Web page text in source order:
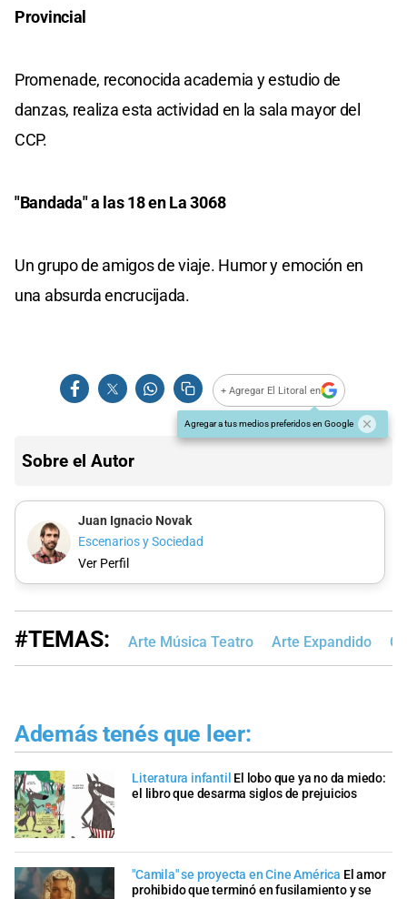
Provincial
Promenade, reconocida academia y estudio de
danzas, realiza esta actividad en la sala mayor del
CCP.
"Bandada" a las 18 en La 3068
Un grupo de amigos de viaje. Humor y emoción en
una absurda encrucijada.
+ Agregar El Litoral en
Agregar a tus medios preferidos en Google
Sobre el Autor
Juan Ignacio Novak
Escenarios y Sociedad
Ver Perfil
#TEMAS: Arte Música Teatro Arte Expandido
Además tenés que leer:
Literatura infantil El lobo que ya no da miedo:
el libro que desarma siglos de prejuicios
"Camila" se proyecta en Cine América El amor
prohibido que terminó en fusilamiento y se